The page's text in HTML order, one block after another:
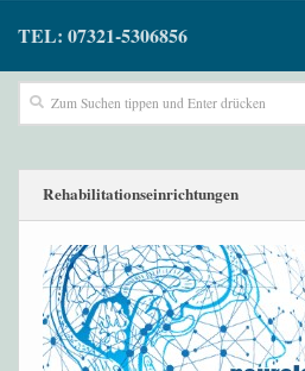
TEL: 07321-5306856
Rehabilitationseinrichtungen